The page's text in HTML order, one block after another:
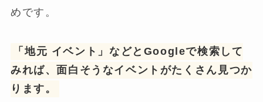
めです。
「地元 イベント」などとGoogleで検索して
みれば、面白そうなイベントがたくさん見つか
ります。